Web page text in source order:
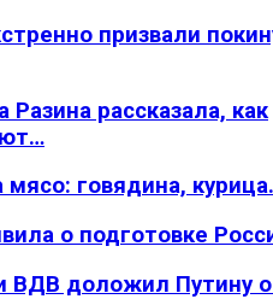
призвали
рассказала, как
говядина,
о подготовке
ВДВ доложил Путину